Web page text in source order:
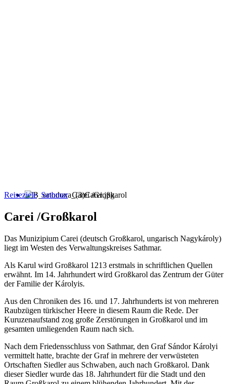
Reiseziele Sathmar Carei /Großkarol
Carei /Großkarol
Das Munizipium Carei (deutsch Großkarol, ungarisch Nagykároly)
liegt im Westen des Verwaltungskreises Sathmar.
Als Karul wird Großkarol 1213 erstmals in schriftlichen Quellen
erwähnt. Im 14. Jahrhundert wird Großkarol das Zentrum der Güter
der Familie der Károlyis.
Aus den Chroniken des 16. und 17. Jahrhunderts ist von mehreren
Raubzügen türkischer Heere in diesem Raum die Rede. Der
Kuruzenaufstand zog große Zerstörungen in Großkarol und im
gesamten umliegenden Raum nach sich.
Nach dem Friedensschluss von Sathmar, den Graf Sándor Károlyi
vermittelt hatte, brachte der Graf in mehrere der verwüsteten
Ortschaften Siedler aus Schwaben, auch nach Großkarol. Dank
dieser Siedler wurde das 18. Jahrhundert für die Stadt und den